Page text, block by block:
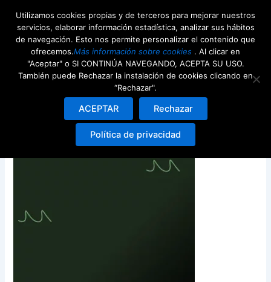
contenido
fondo verde 2
Deja un comentario / Porwebdeenjoy/19th julio 2024
Utilizamos cookies propias y de terceros para mejorar nuestros
servicios, elaborar información estadística, analizar sus hábitos
de navegación. Esto nos permite personalizar el contenido que
ofrecemos.Más información sobre cookies . Al clicar en
"Aceptar" o SI CONTINÚA NAVEGANDO, ACEPTA SU USO.
También puede Rechazar la instalación de cookies clicando en
“Rechazar".
ACEPTAR Rechazar
Política de privacidad